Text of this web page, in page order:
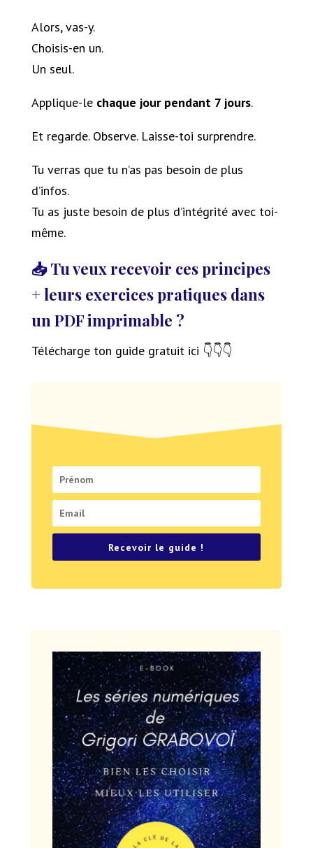
Alors, vas-y.
Choisis-en un.
Un seul.
Applique-le chaque jour pendant 7 jours.
Et regarde. Observe. Laisse-toi surprendre.
Tu verras que tu n’as pas besoin de plus
d’infos.
Tu as juste besoin de plus d’intégrité avec toi-
même.
📥 Tu veux recevoir ces principes
+ leurs exercices pratiques dans
un PDF imprimable ?
Télécharge ton guide gratuit ici 👇👇👇
Recevoir le guide !